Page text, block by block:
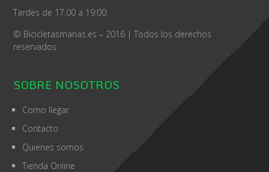
Tardes de 17:00 a 19:00.
© Bicicletasmanas.es – 2016 | Todos los derechos
reservados
SOBRE NOSOTROS
Como llegar
Contacto
Quienes somos
Tienda Online